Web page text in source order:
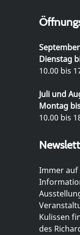
Dienstag
10.00 bis
Juli und
Montag
10.00 bis
Immer auf
Kulissen
des